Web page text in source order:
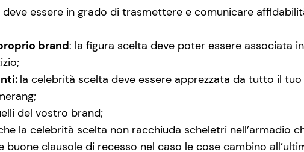
essere in grado di trasmettere e comunicare
brand: la figura scelta deve poter essere associata
la celebrità scelta deve essere apprezzata da tutto il
del vostro brand;
la celebrità scelta non racchiuda scheletri nell’armadio
clausole di recesso nel caso le cose cambino